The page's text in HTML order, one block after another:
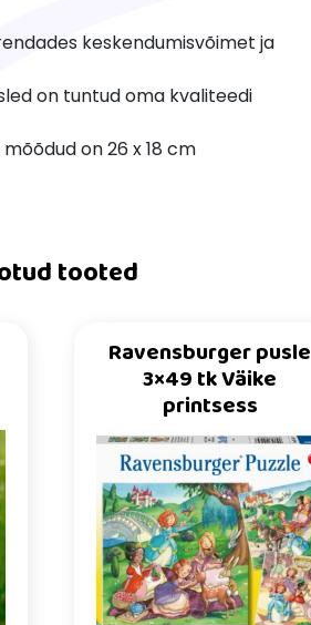
keskendumisvõimet ja
on tuntud oma kvaliteedi
on 26 x 18 cm
tooted
Ravensburger pusle
3×49 tk Väike
printsess